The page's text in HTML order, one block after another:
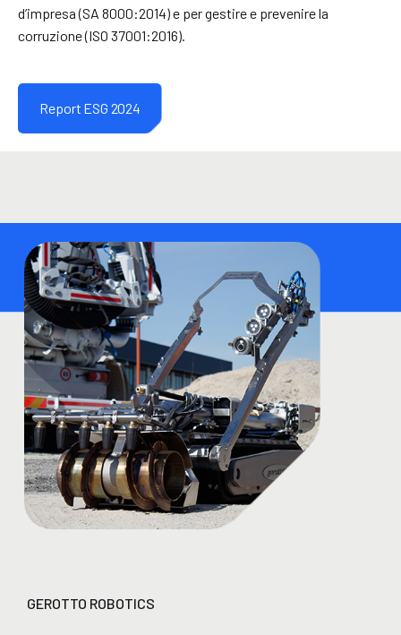
d’impresa (SA 8000:2014) e per gestire e prevenire la
corruzione (ISO 37001:2016).
Report ESG 2024
GEROTTO ROBOTICS